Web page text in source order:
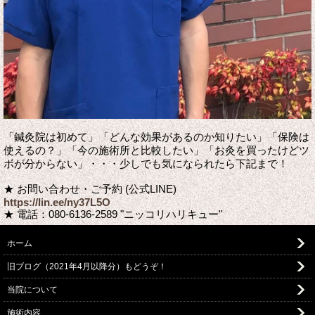
「鍼灸院は初めて」「どんな効果があるのか知りたい」「保険は
使えるの？」「今の施術所と比較したい」「お灸を買ったけどツ
ボが分からない」・・・少しでも気になられたら下記まで！
★ お問い合わせ・ご予約 (公式LINE)
https://lin.ee/ny37L5O
★ 電話：080-6136-2589 "ニッコリハリキュー"
ホーム
旧ブログ（2021年4月以降分）もどうぞ！
当院について
施術内容